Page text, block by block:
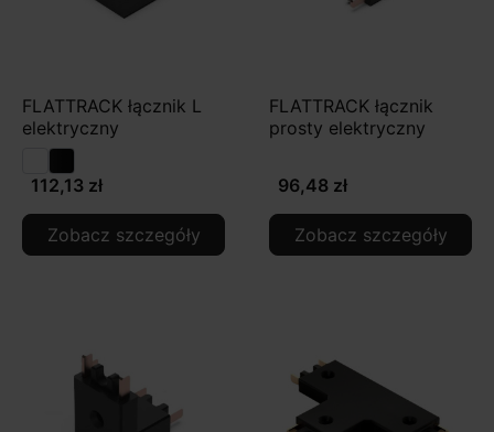
FLATTRACK łącznik L
elektryczny
112,13 zł
Zobacz szczegóły
FLATTRACK łącznik
prosty elektryczny
96,48 zł
Zobacz szczegóły